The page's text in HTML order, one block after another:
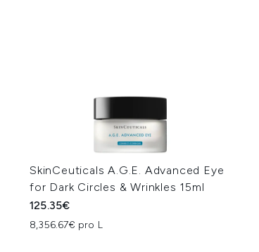
SkinCeuticals A.G.E. Advanced Eye
for Dark Circles & Wrinkles 15ml
125.35€
8,356.67€ pro L